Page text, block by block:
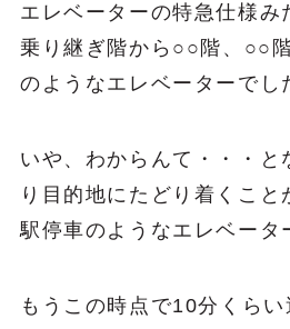
エレベーターの特急仕様
乗り継ぎ階から○○階、○○
のようなエレベーターでし
いや、わからんて・・・と
り目的地にたどり着くこと
駅停車のようなエレベータ
もうこの時点で10分くらい